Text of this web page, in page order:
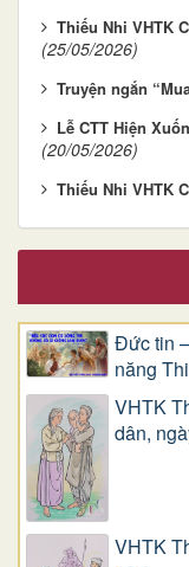
Thiếu Nhi VHTK
(25/05/2026)
Truyện ngắn
Lễ CTT Hiện
(20/05/2026)
Thiếu Nhi VHTK
Đức tin
năng
VHTK
dân,
VHTK